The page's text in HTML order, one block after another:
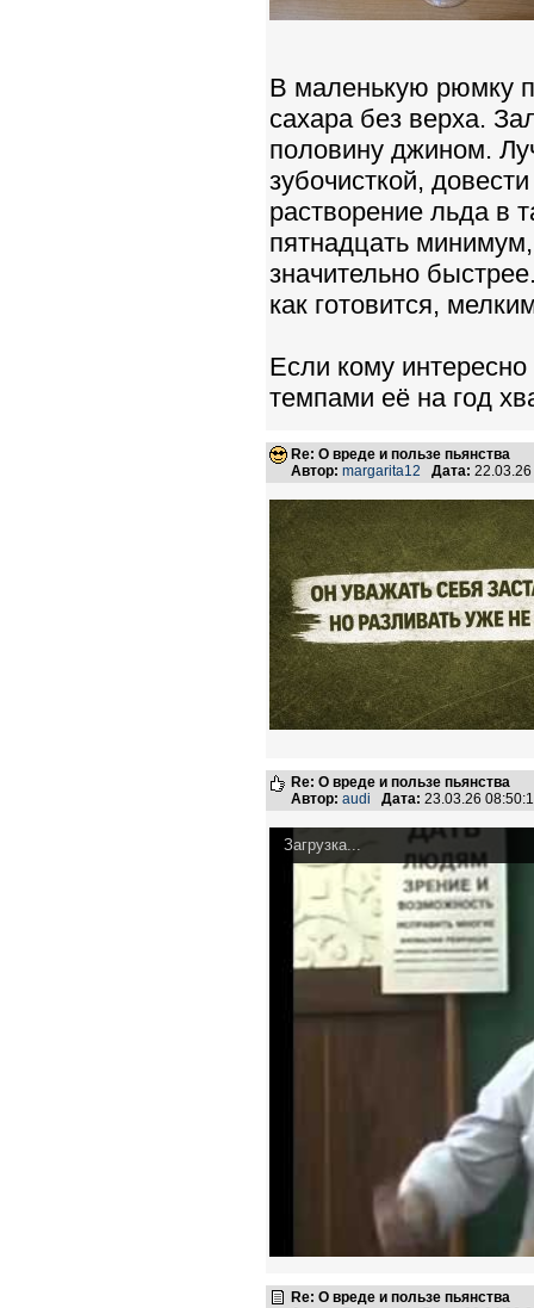
В маленькую рюмку
сахара без верха.
половину джином.
зубочисткой,
растворение льда в
пятнадцать
значительно
как готовится,
Если кому
темпами её на год
Re: О вреде и пользе пьянства
Автор: margarita12 Дата:
Re: О вреде и пользе пьянства
Автор: audi Дата: 23.03.26
Загрузка...
Re: О вреде и пользе пьянства